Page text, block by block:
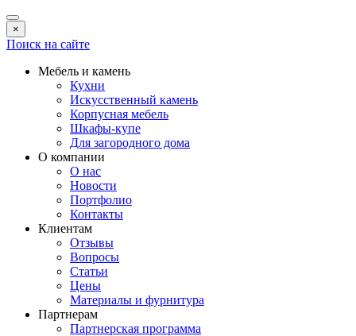
×
Поиск на сайте
Мебель и камень
Кухни
Искусственный камень
Корпусная мебель
Шкафы-купе
Для загородного дома
О компании
О нас
Новости
Портфолио
Контакты
Клиентам
Отзывы
Вопросы
Статьи
Цены
Материалы и фурнитура
Партнерам
Партнерская программа